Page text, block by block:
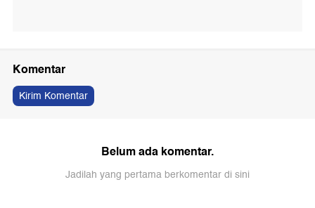
Komentar
Kirim Komentar
Belum ada komentar.
Jadilah yang pertama berkomentar di sini